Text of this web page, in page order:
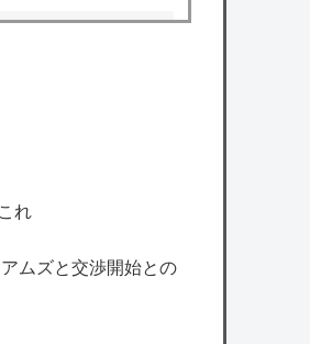
ンハンワイルズ』
糸の紹介文（日本語
コアのボーダー
れ
ムズと交渉開始との